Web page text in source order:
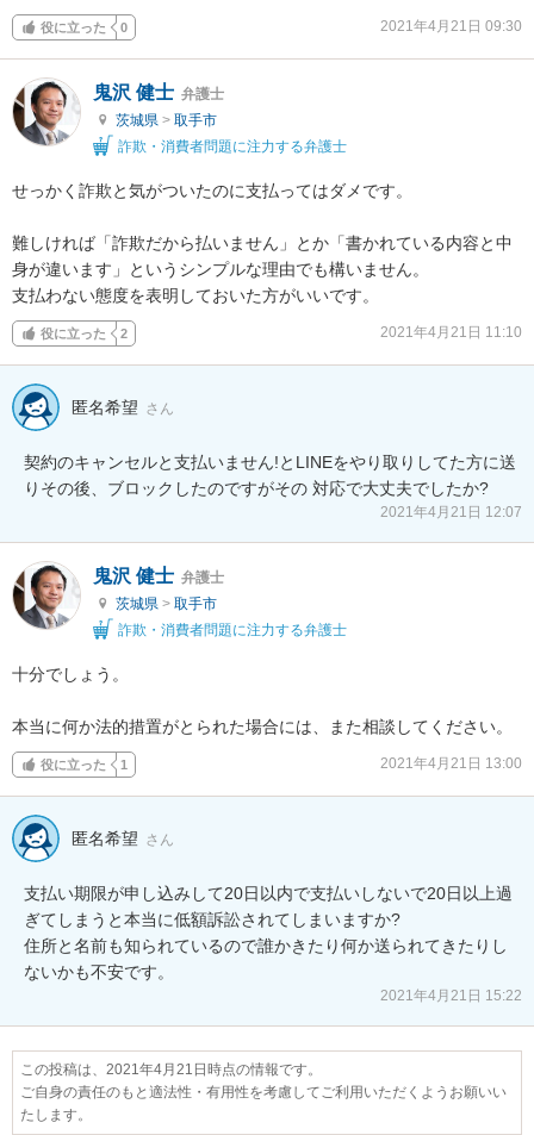
役に立った 0 2021年4月21日 09:30
鬼沢 健士 弁護士
茨城県 > 取手市
詐欺・消費者問題に注力する弁護士
せっかく詐欺と気がついたのに支払ってはダメです。
難しければ「詐欺だから払いません」とか「書かれている内容と中
身が違います」というシンプルな理由でも構いません。
支払わない態度を表明しておいた方がいいです。
役に立った 2 2021年4月21日 11:10
匿名希望 さん
契約のキャンセルと支払いません!とLINEをやり取りしてた方に送
りその後、ブロックしたのですがその 対応で大丈夫でしたか?
2021年4月21日 12:07
鬼沢 健士 弁護士
茨城県 > 取手市
詐欺・消費者問題に注力する弁護士
十分でしょう。
本当に何か法的措置がとられた場合には、また相談してください。
役に立った 1 2021年4月21日 13:00
匿名希望 さん
支払い期限が申し込みして20日以内で支払いしないで20日以上過
ぎてしまうと本当に低額訴訟されてしまいますか?
住所と名前も知られているので誰かきたり何か送られてきたりし
ないかも不安です。
2021年4月21日 15:22
この投稿は、2021年4月21日時点の情報です。
ご自身の責任のもと適法性・有用性を考慮してご利用いただくようお願いい
たします。